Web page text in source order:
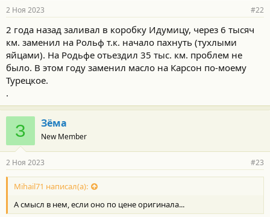
2 Ноя 2023 #22
2 года назад заливал в коробку Идумицу, через 6 тысяч
км. заменил на Рольф т.к. начало пахнуть (тухлыми
яйцами). На Родьфе отьездил 35 тыс. км. проблем не
было. В этом году заменил масло на Карсон по-моему
Турецкое.
.
З Зёма
New Member
2 Ноя 2023 #23
Mihail71 написал(а):
А смысл в нем, если оно по цене оригинала...